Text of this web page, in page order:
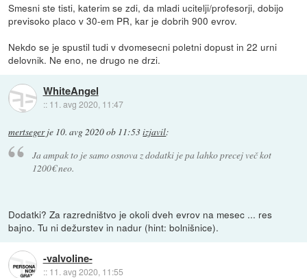
Smesni ste tisti, katerim se zdi, da mladi ucitelji/profesorji, dobijo
previsoko placo v 30-em PR, kar je dobrih 900 evrov.
Nekdo se je spustil tudi v dvomesecni poletni dopust in 22 urni
delovnik. Ne eno, ne drugo ne drzi.
WhiteAngel
:: 11. avg 2020, 11:47
mertsegerje 10. avg 2020 ob 11:53izjavil:
Ja ampak to je samo osnova z dodatki je pa lahko precej več kot
1200€ neo.
Dodatki? Za razredništvo je okoli dveh evrov na mesec ... res
bajno. Tu ni dežurstev in nadur (hint: bolnišnice).
-valvoline-
:: 11. avg 2020, 11:55